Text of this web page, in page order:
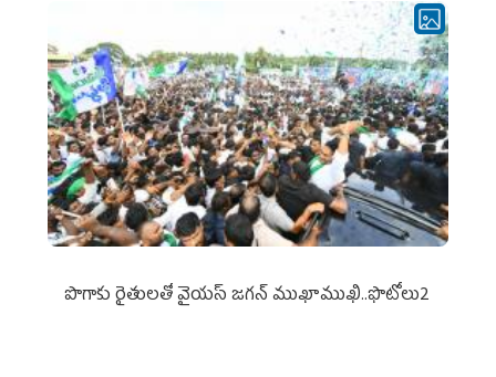
పొగాకు రైతుల‌తో వైయ‌స్ జ‌గ‌న్ ముఖాముఖి..ఫొటోలు2